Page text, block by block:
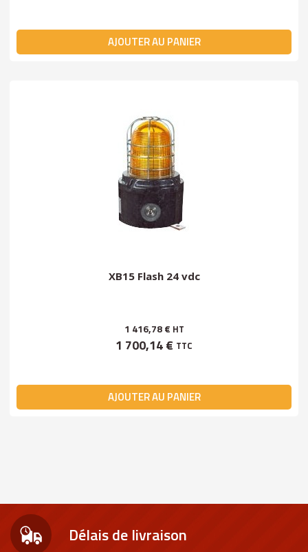
AJOUTER AU PANIER
XB15 Flash 24 vdc
1 416,78 € HT
1 700,14 € TTC
AJOUTER AU PANIER
Délais de livraison